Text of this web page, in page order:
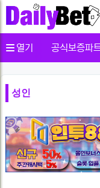
열기 공식보증파
성인